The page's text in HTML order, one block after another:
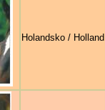
Holandsko / Holland